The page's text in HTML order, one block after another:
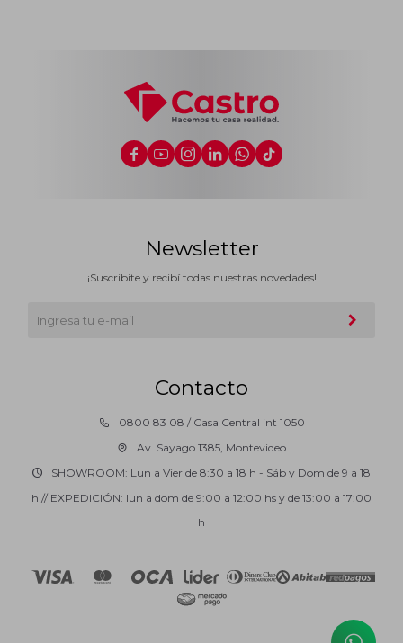
     
Contacto
0800 83 08 / Casa Central int 1050
Av. Sayago 1385, Montevideo
SHOWROOM: Lun a Vier de 8:30 a 18 h - Sáb y Dom de 9 a 18
h // EXPEDICIÓN: lun a dom de 9:00 a 12:00 hs y de 13:00 a 17:00
h
Newsletter
¡Suscribite y recibí todas nuestras novedades!